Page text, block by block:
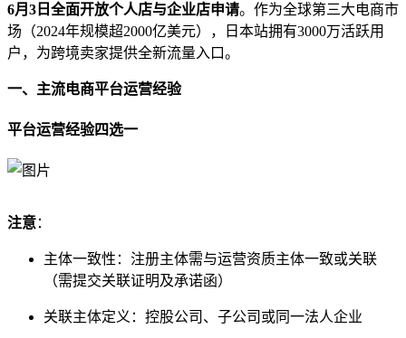
6月3日全面开放个人店与企业店申请。作为全球第三大电商市
场（2024年规模超2000亿美元），日本站拥有3000万活跃用
户，为跨境卖家提供全新流量入口。
一、主流电商平台运营经验
平台运营经验四选一
注意：
主体一致性：注册主体需与运营资质主体一致或关联
（需提交关联证明及承诺函）
关联主体定义：控股公司、子公司或同一法人企业